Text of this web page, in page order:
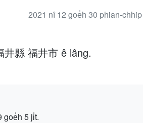
2021 nî 12 goe̍h 30 phian-chhip
縣 福井市 ê lâng.
goe̍h 5 ji̍t.